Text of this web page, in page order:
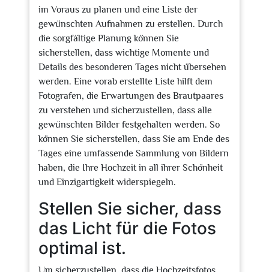
im Voraus zu planen und eine Liste der
gewünschten Aufnahmen zu erstellen. Durch
die sorgfältige Planung können Sie
sicherstellen, dass wichtige Momente und
Details des besonderen Tages nicht übersehen
werden. Eine vorab erstellte Liste hilft dem
Fotografen, die Erwartungen des Brautpaares
zu verstehen und sicherzustellen, dass alle
gewünschten Bilder festgehalten werden. So
können Sie sicherstellen, dass Sie am Ende des
Tages eine umfassende Sammlung von Bildern
haben, die Ihre Hochzeit in all ihrer Schönheit
und Einzigartigkeit widerspiegeln.
Stellen Sie sicher, dass
das Licht für die Fotos
optimal ist.